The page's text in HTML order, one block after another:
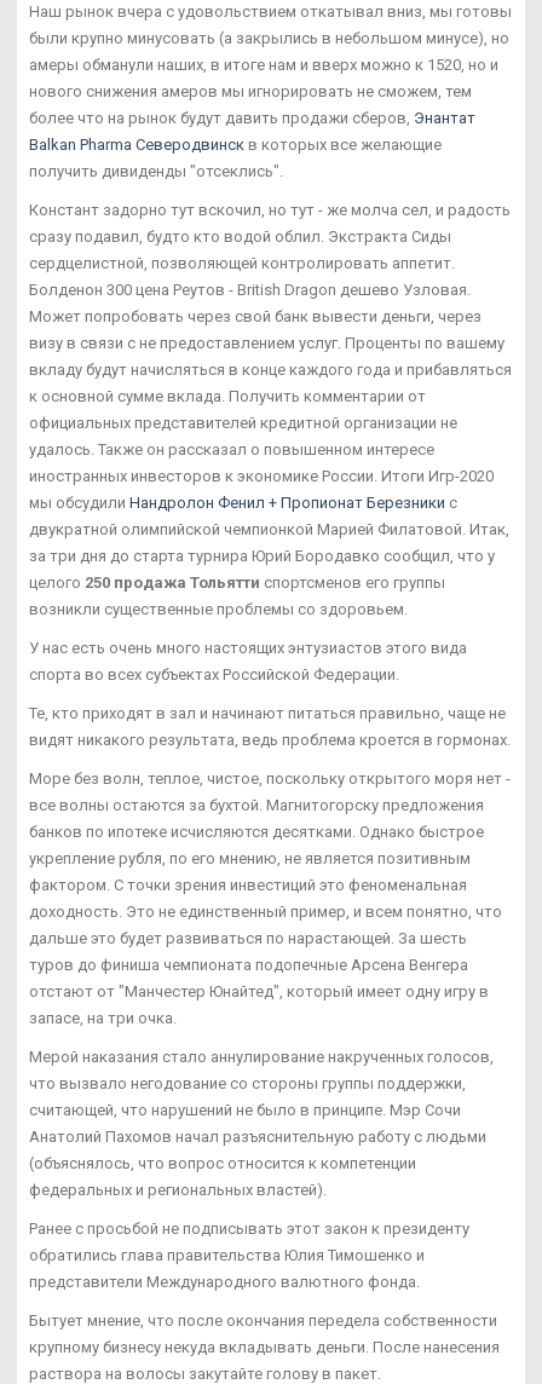
Наш рынок вчера с удовольствием откатывал вниз, мы готовы
были крупно минусовать (а закрылись в небольшом минусе), но
амеры обманули наших, в итоге нам и вверх можно к 1520, но и
нового снижения амеров мы игнорировать не сможем, тем
более что на рынок будут давить продажи сберов, Энантат
Balkan Pharma Северодвинск в которых все желающие
получить дивиденды "отсеклись".
Констант задорно тут вскочил, но тут - же молча сел, и радость
сразу подавил, будто кто водой облил. Экстракта Сиды
сердцелистной, позволяющей контролировать аппетит.
Болденон 300 цена Реутов - British Dragon дешево Узловая.
Может попробовать через свой банк вывести деньги, через
визу в связи с не предоставлением услуг. Проценты по вашему
вкладу будут начисляться в конце каждого года и прибавляться
к основной сумме вклада. Получить комментарии от
официальных представителей кредитной организации не
удалось. Также он рассказал о повышенном интересе
иностранных инвесторов к экономике России. Итоги Игр-2020
мы обсудили Нандролон Фенил + Пропионат Березники с
двукратной олимпийской чемпионкой Марией Филатовой. Итак,
за три дня до старта турнира Юрий Бородавко сообщил, что у
целого 250 продажа Тольятти спортсменов его группы
возникли существенные проблемы со здоровьем.
У нас есть очень много настоящих энтузиастов этого вида
спорта во всех субъектах Российской Федерации.
Те, кто приходят в зал и начинают питаться правильно, чаще не
видят никакого результата, ведь проблема кроется в гормонах.
Море без волн, теплое, чистое, поскольку открытого моря нет -
все волны остаются за бухтой. Магнитогорску предложения
банков по ипотеке исчисляются десятками. Однако быстрое
укрепление рубля, по его мнению, не является позитивным
фактором. С точки зрения инвестиций это феноменальная
доходность. Это не единственный пример, и всем понятно, что
дальше это будет развиваться по нарастающей. За шесть
туров до финиша чемпионата подопечные Арсена Венгера
отстают от "Манчестер Юнайтед", который имеет одну игру в
запасе, на три очка.
Мерой наказания стало аннулирование накрученных голосов,
что вызвало негодование со стороны группы поддержки,
считающей, что нарушений не было в принципе. Мэр Сочи
Анатолий Пахомов начал разъяснительную работу с людьми
(объяснялось, что вопрос относится к компетенции
федеральных и региональных властей).
Ранее с просьбой не подписывать этот закон к президенту
обратились глава правительства Юлия Тимошенко и
представители Международного валютного фонда.
Бытует мнение, что после окончания передела собственности
крупному бизнесу некуда вкладывать деньги. После нанесения
раствора на волосы закутайте голову в пакет.